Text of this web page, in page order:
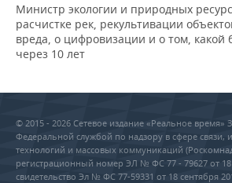
Министр экологии и природных
расчистке рек, рекультивации
вреда, о цифровизации и о том, какой
через 10 лет
© 2015 - 2026 Сетевое издание «Реальное время»
Федеральной службой по надзору в сфере
технологий и массовых коммуникаций
регистрационный номер ЭЛ № ФС 77 - 79627 от 18
свидетельство Эл № ФС 77-59331 от 18 сентября